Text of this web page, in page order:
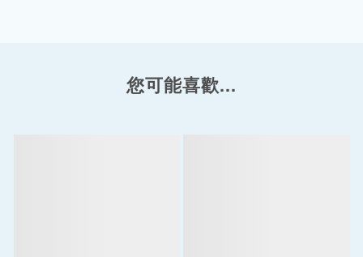
您可能喜歡...